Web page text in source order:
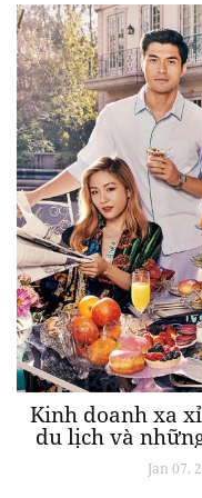
Kinh doanh xa
du lịch và
ngành
Jan 07,